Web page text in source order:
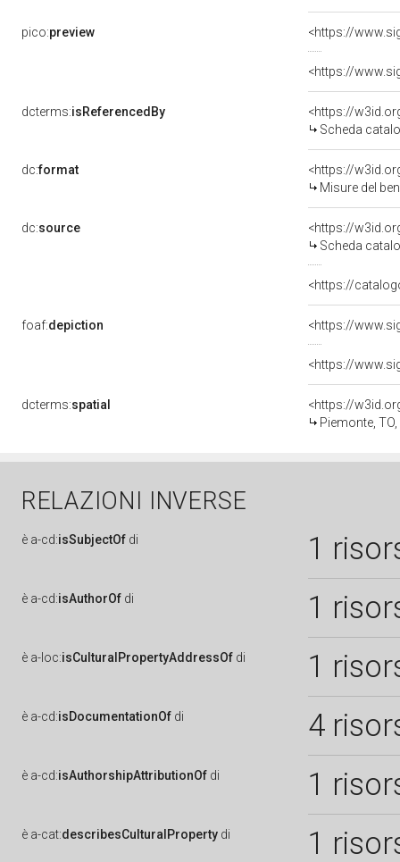
pico:preview
dcterms:isReferencedBy
<https://
Scheda
dc:format
<https://
Misure del
dc:source
<https://
Scheda
<https://
foaf:depiction
dcterms:spatial
<https://
Piemonte,
RELAZIONI INVERSE
è a-cd:isSubjectOf di 1
è a-cd:isAuthorOf di 1
è a-loc:isCulturalPropertyAddressOf di 1
è a-cd:isDocumentationOf di 4
è a-cd:isAuthorshipAttributionOf di 1
è a-cat:describesCulturalProperty di 1